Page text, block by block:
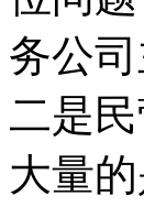
务公
二是
大量